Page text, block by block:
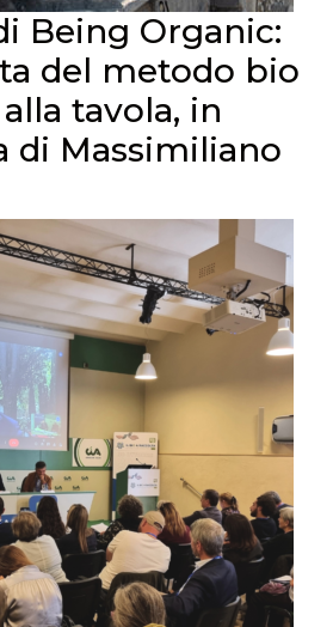
Being Organic:
del metodo bio
tavola, in
di Massimiliano